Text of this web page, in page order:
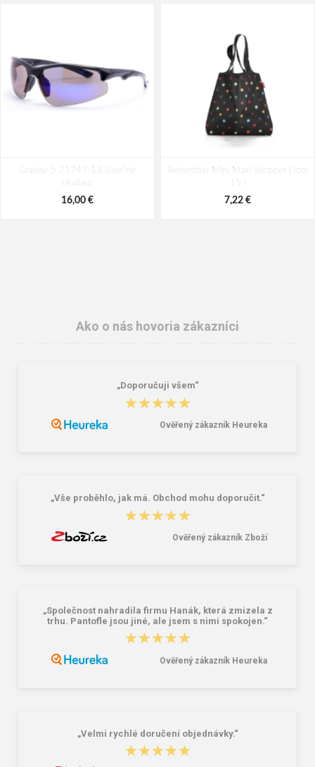
Granite 5 21747-13 Slnečné
okuliare
16,00 €
Reisenthel Mini Maxi Shopper Dots
15 l
7,22 €
Lee Cooper LCW-26-07-4152M
16,46 € 20,58 €
MAMMUT S 0300 I tmavě šedá
18,02 €
Ako o nás hovoria zákazníci
„Doporučuji všem“
★★★★★
★★★★★
Ověřený zákazník Heureka
„Vše proběhlo, jak má. Obchod mohu doporučit.“
★★★★★
★★★★★
Ověřený zákazník Zboží
„Společnost nahradila firmu Hanák, která zmizela z
trhu. Pantofle jsou jiné, ale jsem s nimi spokojen.“
★★★★★
★★★★★
Ověřený zákazník Heureka
„Velmi rychlé doručení objednávky.“
★★★★★
★★★★★